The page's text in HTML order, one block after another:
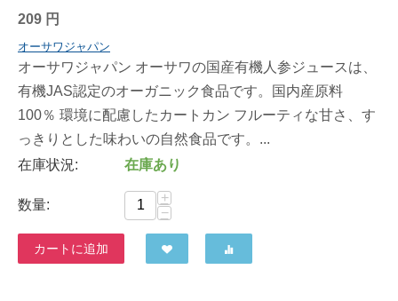
209 円
オーサワジャパン
オーサワジャパン オーサワの国産有機人参ジュースは、
有機JAS認定のオーガニック食品です。国内産原料
100％ 環境に配慮したカートカン フルーティな甘さ、す
っきりとした味わいの自然食品です。...
在庫状況:
在庫あり
数量:
+
−
カートに追加